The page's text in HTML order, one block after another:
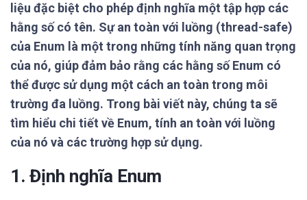
liệu đặc biệt cho phép định nghĩa một tập hợp các
hằng số có tên. Sự an toàn với luồng (thread-safe)
của Enum là một trong những tính năng quan trọng
của nó, giúp đảm bảo rằng các hằng số Enum có
thể được sử dụng một cách an toàn trong môi
trường đa luồng. Trong bài viết này, chúng ta sẽ
tìm hiểu chi tiết về Enum, tính an toàn với luồng
của nó và các trường hợp sử dụng.
1. Định nghĩa Enum